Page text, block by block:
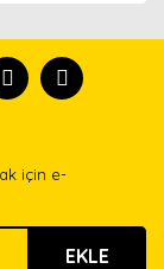
için e-
EKLE